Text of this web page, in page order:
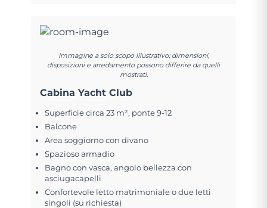
Immagine a solo scopo illustrativo; dimensioni,
disposizioni e arredamento possono differire da quelli
mostrati.
Cabina Yacht Club
Superficie circa 23 m², ponte 9-12
Balcone
Area soggiorno con divano
Spazioso armadio
Bagno con vasca, angolo bellezza con
asciugacapelli
Confortevole letto matrimoniale o due letti
singoli (su richiesta)